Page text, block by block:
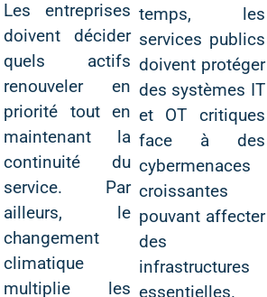
Les entreprises
doivent décider
quels actifs
renouveler en
priorité tout en
maintenant la
continuité du
service. Par
ailleurs, le
changement
climatique
multiplie les
temps, les
services publics
doivent protéger
des systèmes IT
et OT critiques
face à des
cybermenaces
croissantes
pouvant affecter
des
infrastructures
essentielles.